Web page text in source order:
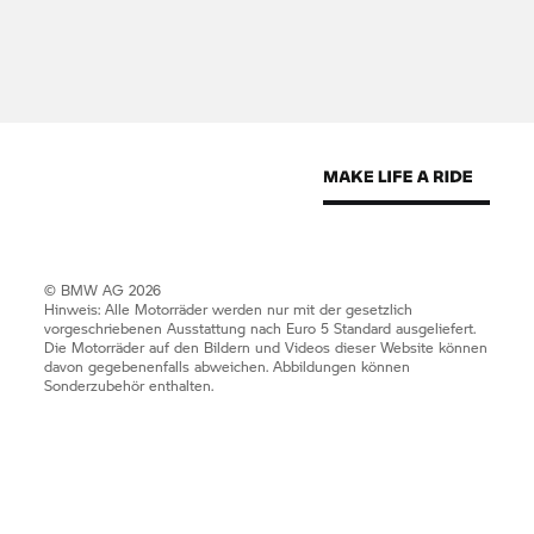
Eigentum wie Patente, Marken und Urheberrechte
ist geschützt. Durch diese Website wird keine
Anlaufstellen für hinweisgebende Personen
© BMW AG 2026
Hinweis: Alle Motorräder werden nur mit der gesetzlich
vorgeschriebenen Ausstattung nach Euro 5 Standard ausgeliefert.
Die Motorräder auf den Bildern und Videos dieser Website können
davon gegebenenfalls abweichen. Abbildungen können
Sonderzubehör enthalten.